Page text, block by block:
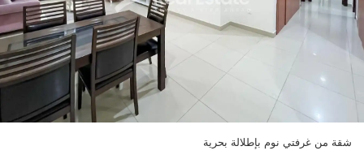
شقة من غرفتي نوم بإطلالة بحرية